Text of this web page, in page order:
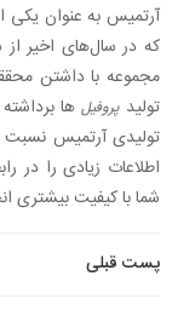
آرتمیس به عنوان یکی
که در سال‌های اخیر
مجموعه با داشتن
تولیدپروفیل ها
تولیدی آرتمیس
اطلاعات زیادی را در
شما با کیفیت بیشتری
راهبری
نوشته
پست قبلی